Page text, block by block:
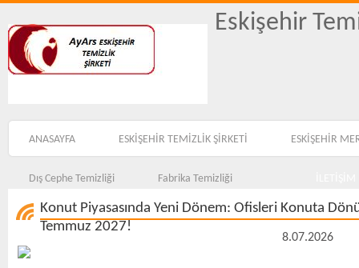
Eskişehir
ANASAYFA ESKİŞEHİR TEMİZLİK ŞİRKETİ ESKİŞEHİR
Dış Cephe Temizliği Fabrika Temizliği
Konut Piyasasında Yeni Dönem: Ofisleri Konuta
Temmuz 2027!
8.07.2026